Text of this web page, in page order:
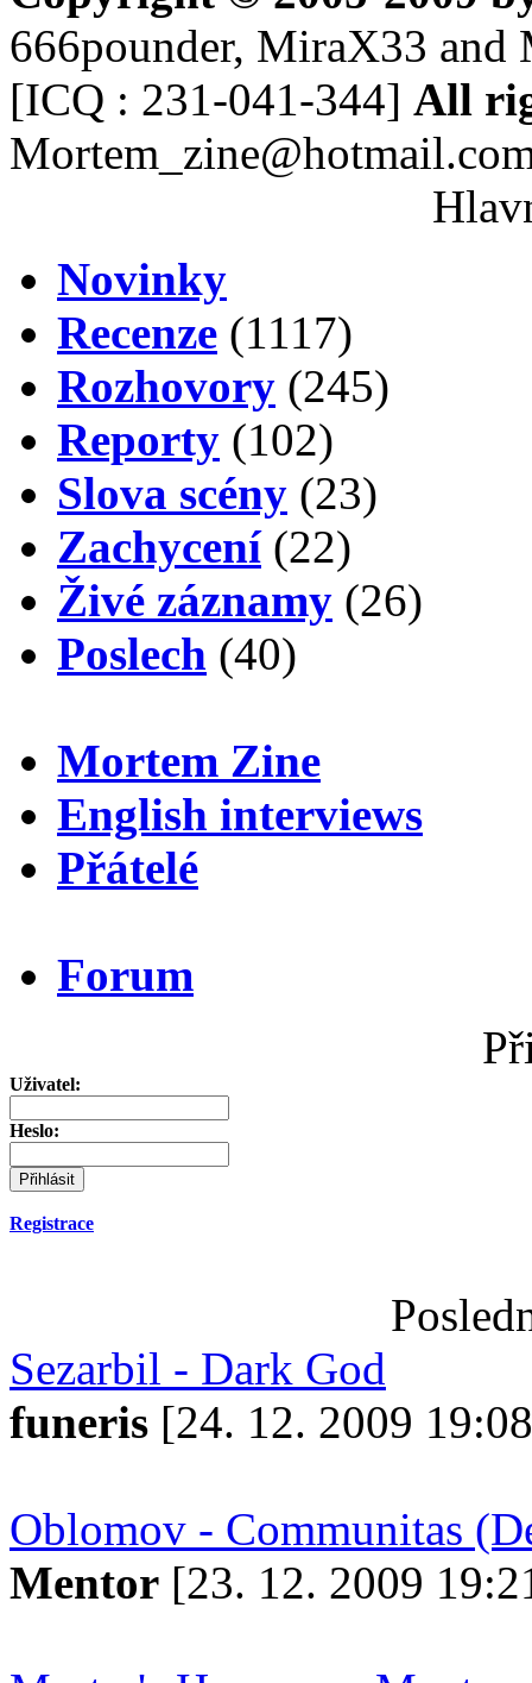
666pounder, MiraX33
[ICQ : 231-041-344] All
Novinky
Recenze (1117)
Rozhovory (245)
Reporty (102)
Slova scény (23)
Zachycení (22)
Živé záznamy (26)
Poslech (40)
Mortem Zine
English interviews
Přátelé
Forum
Uživatel:
Heslo:
Registrace
Sezarbil - Dark God
funeris [24. 12. 2009
Oblomov - Communitas
Mentor [23. 12. 2009